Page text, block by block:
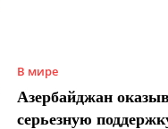
В мире
Азербайджан
серьезную